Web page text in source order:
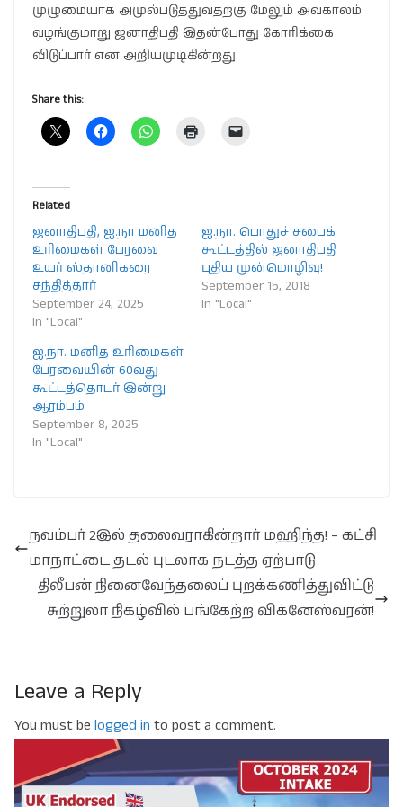
முழுமையாக அமுல்படுத்துவதற்கு மேலும் அவகாலம்
வழங்குமாறு ஜனாதிபதி இதன்போது கோரிக்கை
விடுப்பார் என அறியமுடிகின்றது.
Share this:
Related
ஜனாதிபதி, ஐ.நா மனித
உரிமைகள் பேரவை
உயர் ஸ்தானிகரை
சந்தித்தார்
September 24, 2025
In "Local"
ஐ.நா. பொதுச் சபைக்
கூட்டத்தில் ஜனாதிபதி
புதிய முன்மொழிவு!
September 15, 2018
In "Local"
ஐ.நா. மனித உரிமைகள்
பேரவையின் 60வது
கூட்டத்தொடர் இன்று
ஆரம்பம்
September 8, 2025
In "Local"
நவம்பர் 2இல் தலைவராகின்றார் மஹிந்த! – கட்சி
மாநாட்டை தடல் புடலாக நடத்த ஏற்பாடு
திலீபன் நினைவேந்தலைப் புறக்கணித்துவிட்டு
சுற்றுலா நிகழ்வில் பங்கேற்ற விக்னேஸ்வரன்!
Leave a Reply
You must be logged in to post a comment.